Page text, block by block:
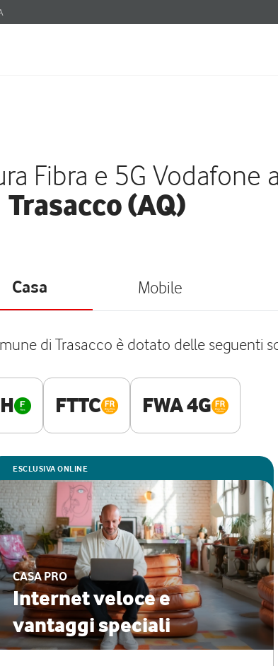
Fibra e 5G Vodafone a
Trasacco (AQ)
Casa Mobile
di Trasacco è dotato delle seguenti
FTTC FWA 4G
ESCLUSIVA ONLINE
CASA PRO
Internet veloce e
vantaggi speciali